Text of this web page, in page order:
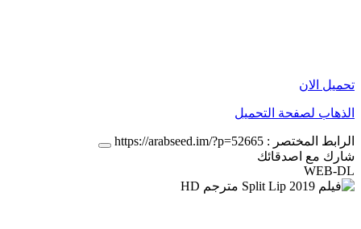
تحميل الان
الذهاب لصفحة التحميل
الرابط المختصر : https://arabseed.im/?p=52665
شارك مع اصدقائك
WEB-DL